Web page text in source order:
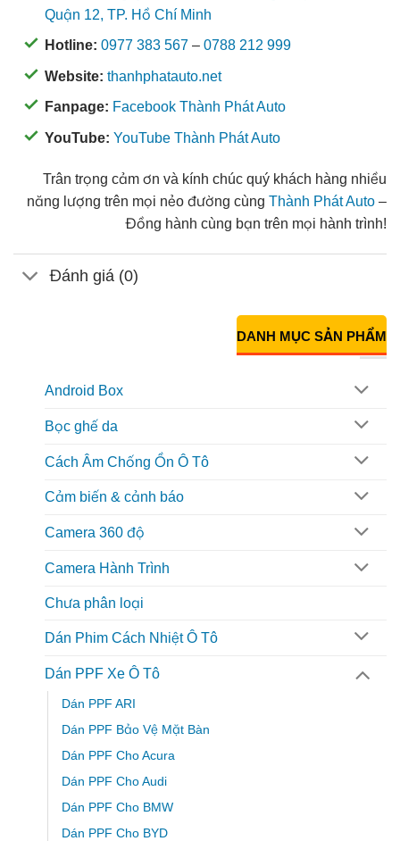
Quận 12, TP. Hồ Chí Minh
Hotline: 0977 383 567 – 0788 212 999
Website: thanhphatauto.net
Fanpage: Facebook Thành Phát Auto
YouTube: YouTube Thành Phát Auto
Trân trọng cảm ơn và kính chúc quý khách hàng nhiều
năng lượng trên mọi nẻo đường cùng Thành Phát Auto –
Đồng hành cùng bạn trên mọi hành trình!
Đánh giá (0)
DANH MỤC SẢN PHẨM
Android Box
Bọc ghế da
Cách Âm Chống Ồn Ô Tô
Cảm biến & cảnh báo
Camera 360 độ
Camera Hành Trình
Chưa phân loại
Dán Phim Cách Nhiệt Ô Tô
Dán PPF Xe Ô Tô
Dán PPF ARI
Dán PPF Bảo Vệ Mặt Bàn
Dán PPF Cho Acura
Dán PPF Cho Audi
Dán PPF Cho BMW
Dán PPF Cho BYD